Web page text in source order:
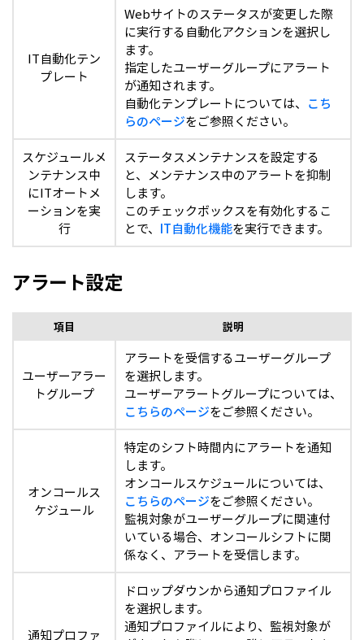
IT自動化テン
プレート
Webサイトのステータスが変更した際
に実行する自動化アクションを選択し
ます。
指定したユーザーグループにアラート
が通知されます。
自動化テンプレートについては、 こち
らのページをご参照ください。
スケジュールメ
ンテナンス中
にITオートメ
ーションを実
行
ステータスメンテナンスを設定する
と、メンテナンス中のアラートを抑制
します。
このチェックボックスを有効化するこ
とで、 IT自動化機能を実行できます。
アラート設定
項目 説明
ユーザーアラー
トグループ
アラートを受信するユーザーグループ
を選択します。
ユーザーアラートグループについては、
こちらのページをご参照ください。
オンコールス
ケジュール
特定のシフト時間内にアラートを通知
します。
オンコールスケジュールについては、
こちらのページをご参照ください。
監視対象がユーザーグループに関連付
いている場合、オンコールシフトに関
係なく、アラートを受信します。
通知プロファ
ドロップダウンから通知プロファイル
を選択します。
通知プロファイルにより、監視対象が